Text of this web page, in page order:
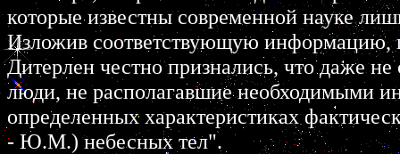
которые известны современной науке
Изложив соответствующую информацию,
Дитерлен честно признались, что даже
люди, не располагавшие необходимыми
определенных характеристиках
- Ю.М.) небесных тел".